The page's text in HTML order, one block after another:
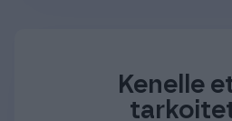
Kenelle